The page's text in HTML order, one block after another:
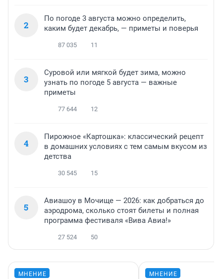
2
По погоде 3 августа можно определить,
каким будет декабрь, — приметы и поверья
87 035 11
3
Суровой или мягкой будет зима, можно
узнать по погоде 5 августа — важные
приметы
77 644 12
4
Пирожное «Картошка»: классический рецепт
в домашних условиях с тем самым вкусом из
детства
30 545 15
5
Авиашоу в Мочище — 2026: как добраться до
аэродрома, сколько стоят билеты и полная
программа фестиваля «Вива Авиа!»
27 524 50
МНЕНИЕ МНЕНИЕ